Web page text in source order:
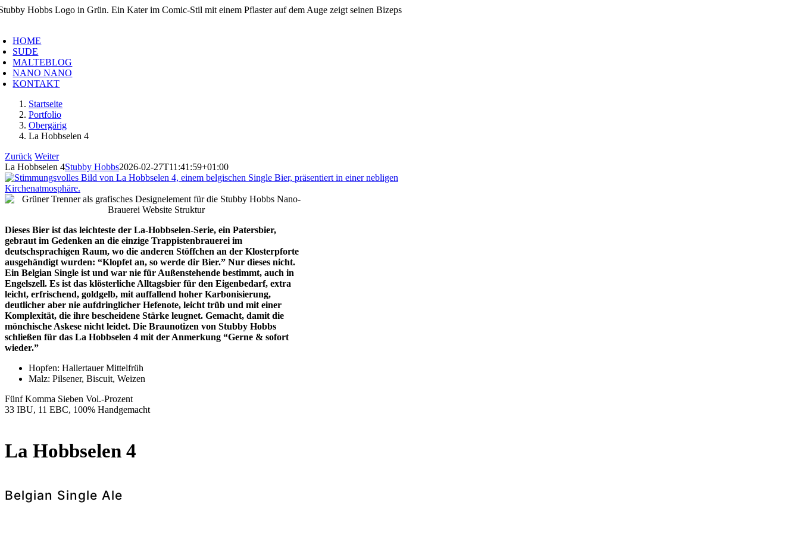
Zum
HOME
SUDE
MALTEBLOG
NANO NANO
KONTAKT
Startseite
Portfolio
Obergärig
La Hobbselen 4
Zurück Weiter
La Hobbselen 4Stubby Hobbs2026-02-27T11:41:59+01:00
Dieses Bier ist das leichteste der La-Hobbselen-Serie, ein Patersbier,
gebraut im Gedenken an die einzige Trappistenbrauerei im
deutschsprachigen Raum, wo die anderen Stöffchen an der Klosterpforte
ausgehändigt wurden: “Klopfet an, so werde dir Bier.” Nur dieses nicht.
Ein Belgian Single ist und war nie für Außenstehende bestimmt, auch in
Engelszell. Es ist das klösterliche Alltagsbier für den Eigenbedarf, extra
leicht, erfrischend, goldgelb, mit auffallend hoher Karbonisierung,
deutlicher aber nie aufdringlicher Hefenote, leicht trüb und mit einer
Komplexität, die ihre bescheidene Stärke leugnet. Gemacht, damit die
mönchische Askese nicht leidet. Die Braunotizen von Stubby Hobbs
schließen für das La Hobbselen 4 mit der Anmerkung “Gerne & sofort
wieder.”
Hopfen: Hallertauer Mittelfrüh
Malz: Pilsener, Biscuit, Weizen
Fünf Komma Sieben Vol.-Prozent
33 IBU, 11 EBC, 100% Handgemacht
La Hobbselen 4
Belgian Single Ale